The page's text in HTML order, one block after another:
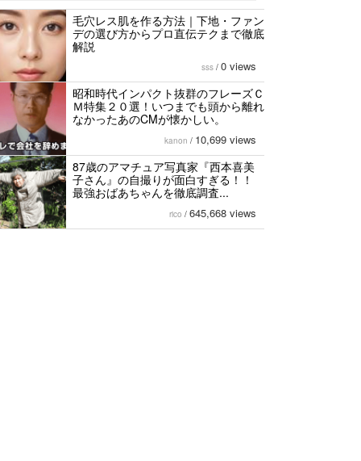
毛穴レス肌を作る方法｜下地・ファン
デの選び方からプロ直伝テクまで徹底
解説
sss / 0 views
昭和時代インパクト抜群のフレーズＣ
Ｍ特集２０選！いつまでも頭から離れ
なかったあのCMが懐かしい。
kanon / 10,699 views
87歳のアマチュア写真家『西本喜美
子さん』の自撮りが面白すぎる！！
最強おばあちゃんを徹底調査...
rico / 645,668 views